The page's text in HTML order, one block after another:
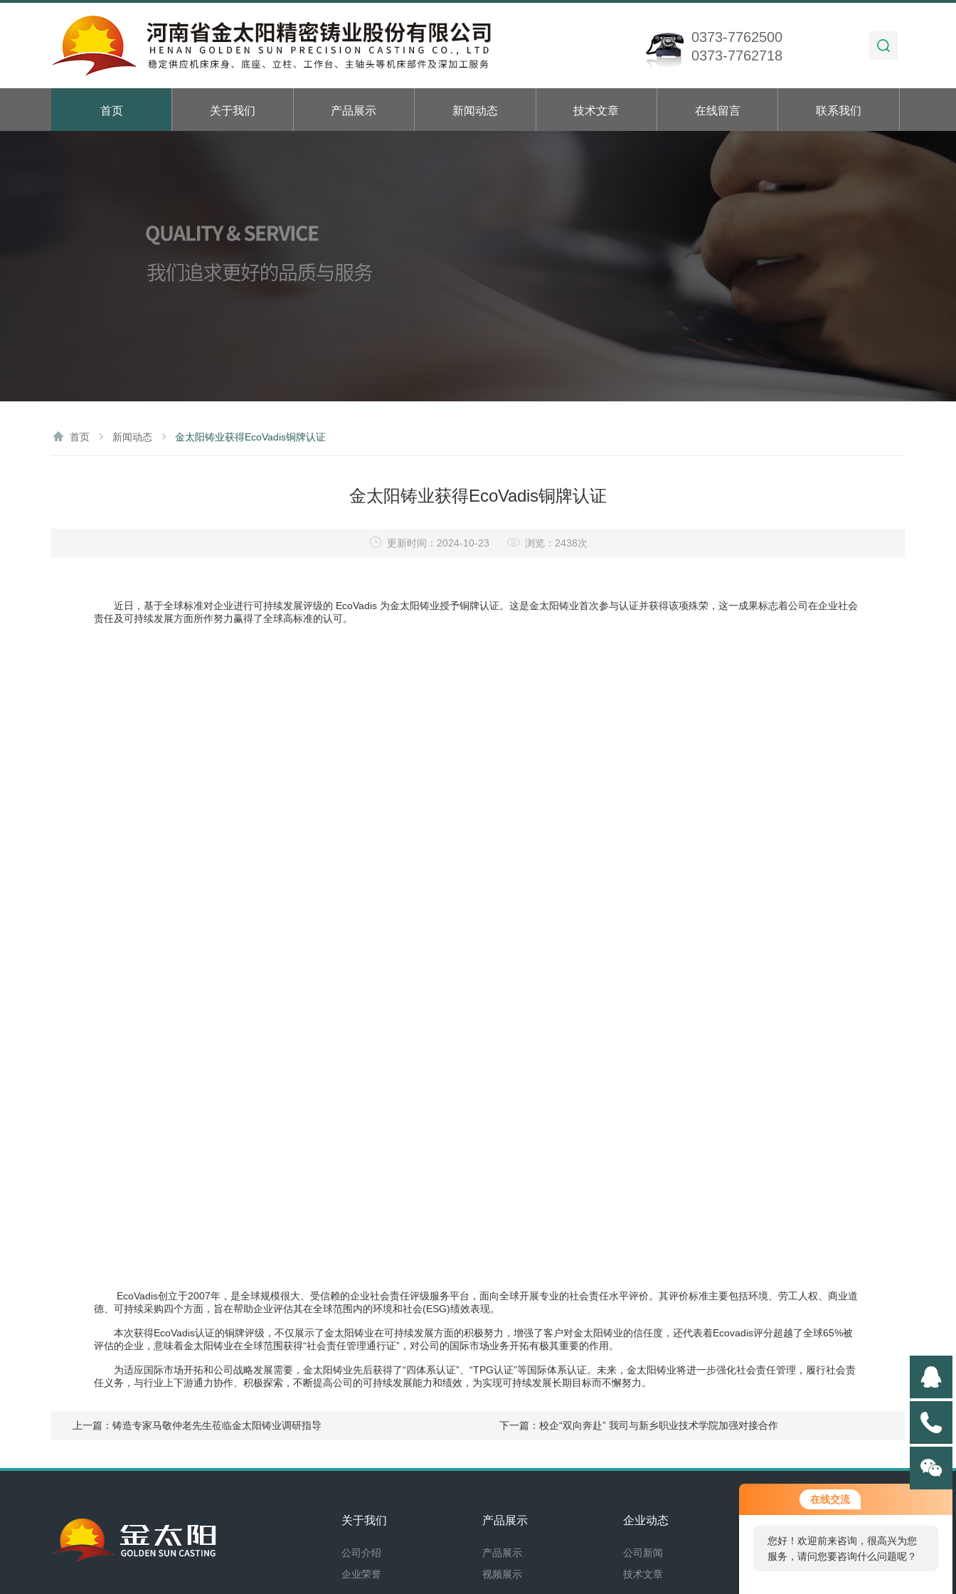
在线交流
您好！欢迎前来咨询，很高兴为您
服务，请问您要咨询什么问题呢？
0373-7762500
0373-7762718
首页 关于我们 产品展示 新闻动态 技术文章 在线留言 联系我们
首页 新闻动态 金太阳铸业获得EcoVadis铜牌认证
金太阳铸业获得EcoVadis铜牌认证
更新时间：2024-10-23 浏览：2438次
近日，基于全球标准对企业进行可持续发展评级的 EcoVadis 为金太阳铸业授予铜牌认证。这是金太阳铸业首次参与认证并获得该项殊荣，这一成果标志着公司在企业社会
责任及可持续发展方面所作努力赢得了全球高标准的认可。
EcoVadis创立于2007年，是全球规模很大、受信赖的企业社会责任评级服务平台，面向全球开展专业的社会责任水平评价。其评价标准主要包括环境、劳工人权、商业道
德、可持续采购四个方面，旨在帮助企业评估其在全球范围内的环境和社会(ESG)绩效表现。
本次获得EcoVadis认证的铜牌评级，不仅展示了金太阳铸业在可持续发展方面的积极努力，增强了客户对金太阳铸业的信任度，还代表着Ecovadis评分超越了全球65%被
评估的企业，意味着金太阳铸业在全球范围获得“社会责任管理通行证”，对公司的国际市场业务开拓有极其重要的作用。
为适应国际市场开拓和公司战略发展需要，金太阳铸业先后获得了“四体系认证”、“TPG认证”等国际体系认证。未来，金太阳铸业将进一步强化社会责任管理，履行社会责
任义务，与行业上下游通力协作、积极探索，不断提高公司的可持续发展能力和绩效，为实现可持续发展长期目标而不懈努力。
上一篇： 铸造专家马敬仲老先生莅临金太阳铸业调研指导 下一篇： 校企“双向奔赴” 我司与新乡职业技术学院加强对接合作
关于我们
公司介绍
企业荣誉
产品展示
产品展示
视频展示
企业动态
公司新闻
技术文章
联系方式